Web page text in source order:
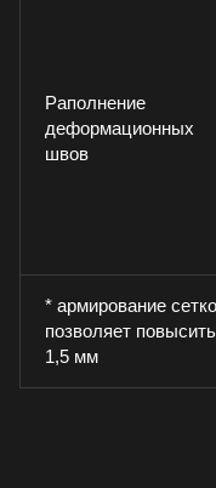
Pаполнение
деформационных
швов
* армирование
позволяет
1,5 мм